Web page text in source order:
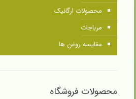
محصولات ارگانیک
مرباجات
مقایسه روغن ها
محصولات فروشگاه